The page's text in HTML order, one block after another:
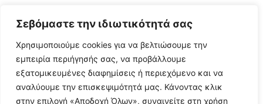
Σεβόμαστε την ιδιωτικότητά σας
Χρησιμοποιούμε cookies για να βελτιώσουμε την
εμπειρία περιήγησής σας, να προβάλλουμε
εξατομικευμένες διαφημίσεις ή περιεχόμενο και να
αναλύουμε την επισκεψιμότητά μας. Κάνοντας κλικ
στην επιλογή «Αποδοχή Όλων», συναινείτε στη χρήση